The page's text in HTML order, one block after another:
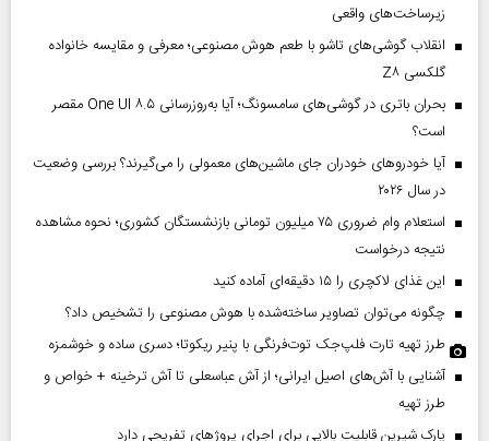
زیرساخت‌های واقعی
انقلاب گوشی‌های تاشو‌ با طعم هوش مصنوعی؛ معرفی و مقایسه خانواده
گلکسی Z۸
بحران باتری در گوشی‌های سامسونگ؛ آیا به‌روزرسانی One UI ۸.۵ مقصر
است؟
آیا خودروهای خودران جای ماشین‌های معمولی را می‌گیرند؟ بررسی وضعیت
در سال ۲۰۲۶
استعلام وام ضروری ۷۵ میلیون تومانی بازنشستگان کشوری؛ نحوه مشاهده
نتیجه درخواست
این غذای لاکچری را ۱۵ دقیقه‌ای آماده کنید
چگونه می‌توان تصاویر ساخته‌شده با هوش مصنوعی را تشخیص داد؟
طرز تهیه تارت فلپ‌جک توت‌فرنگی با پنیر ریکوتا؛ دسری ساده و خوشمزه
آشنایی با آش‌های اصیل ایرانی؛ از آش عباسعلی تا آش ترخینه + خواص و
طرز تهیه
پارک شیرین قابلیت‌ بالایی برای اجرای پروژهای تفریحی دارد